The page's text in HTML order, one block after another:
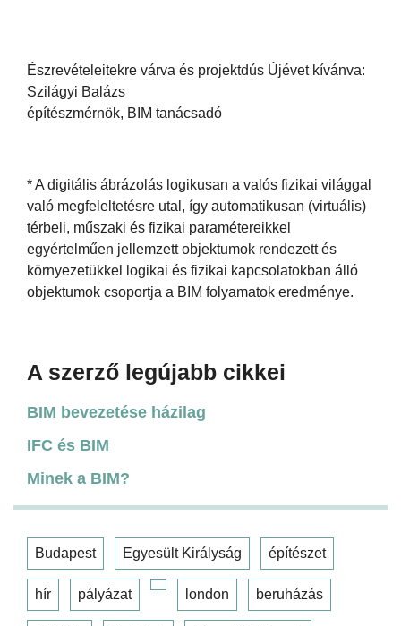
Észrevételeitekre várva és projektdús Újévet kívánva:
Szilágyi Balázs
építészmérnök, BIM tanácsadó
* A digitális ábrázolás logikusan a valós fizikai világgal
való megfeleltetésre utal, így automatikusan (virtuális)
térbeli, műszaki és fizikai paramétereikkel
egyértelműen jellemzett objektumok rendezett és
környezetükkel logikai és fizikai kapcsolatokban álló
objektumok csoportja a BIM folyamatok eredménye.
A szerző legújabb cikkei
BIM bevezetése házilag
IFC és BIM
Minek a BIM?
Budapest Egyesült Királyság építészet
hír pályázat london beruházás